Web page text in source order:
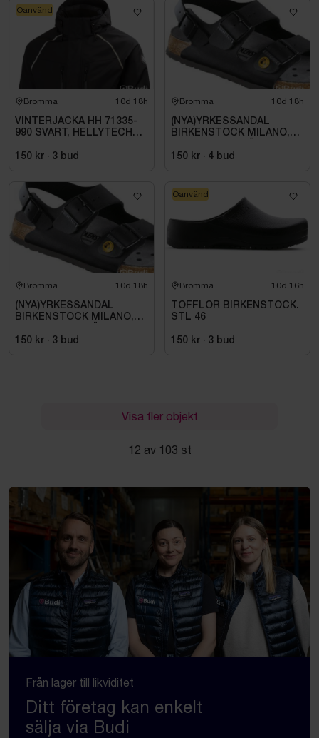
Bromma 10d 18h
VINTERJACKA HH 71335-
990 SVART, HELLYTECH
150 kr · 3 bud
Oanvänd
Bromma 10d 18h
(NYA)YRKESSANDAL
BIRKENSTOCK MILANO,
SVART. STL 42
150 kr · 4 bud
Bromma 10d 18h
(NYA)YRKESSANDAL
BIRKENSTOCK MILANO,
SVART. STL 42
150 kr · 3 bud
Bromma 10d 16h
TOFFLOR BIRKENSTOCK.
STL 46
150 kr · 3 bud
Oanvänd
Visa fler objekt
12 av 103 st
Från lager till likviditet
Ditt företag kan enkelt
sälja via Budi